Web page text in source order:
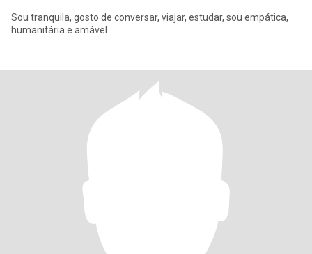
Sou tranquila, gosto de conversar, viajar, estudar, sou empática,
humanitária e amável.